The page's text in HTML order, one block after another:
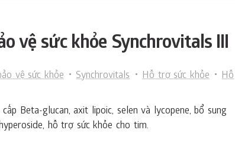
vệ sức khỏe Synchrovitals III
vệ sức khỏe Synchrovitals Hỗ trợ sức khỏe
Hỗ
Beta-glucan, axit lipoic, selen và lycopene, bổ sung
hỗ trợ sức khỏe cho tim.